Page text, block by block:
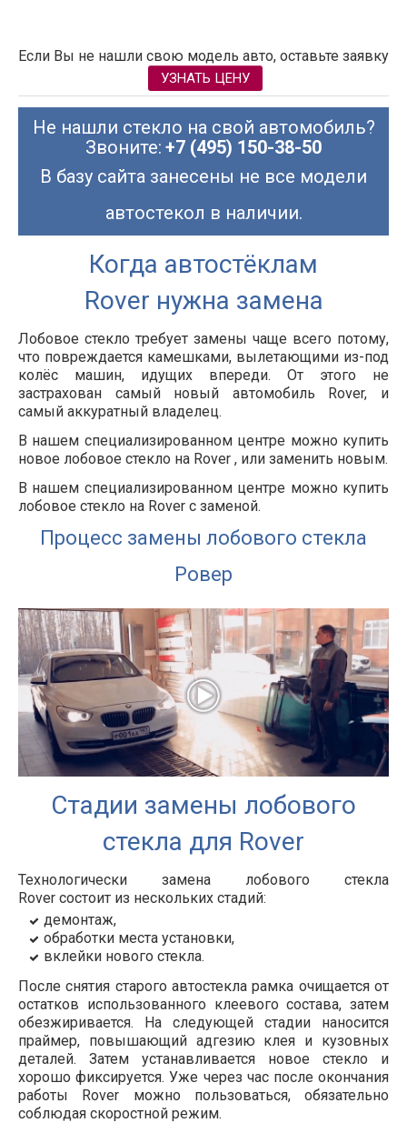
Если Вы не нашли свою модель авто, оставьте заявку
УЗНАТЬ ЦЕНУ
Не нашли стекло на свой автомобиль?
Звоните: +7 (495) 150-38-50
В базу сайта занесены не все модели
автостекол в наличии.
Когда автостёклам
Rover нужна замена
Лобовое стекло требует замены чаще всего потому,
что повреждается камешками, вылетающими из-под
колёс машин, идущих впереди. От этого не
застрахован самый новый автомобиль Rover, и
самый аккуратный владелец.
В нашем специализированном центре можно купить
новое лобовое стекло на Rover , или заменить новым.
В нашем специализированном центре можно купить
лобовое стекло на Rover с заменой.
Процесс замены лобового стекла
Ровер
Стадии замены лобового
стекла для Rover
Технологически замена лобового стекла
Rover состоит из нескольких стадий:
демонтаж,
обработки места установки,
вклейки нового стекла.
После снятия старого автостекла рамка очищается от
остатков использованного клеевого состава, затем
обезжиривается. На следующей стадии наносится
праймер, повышающий адгезию клея и кузовных
деталей. Затем устанавливается новое стекло и
хорошо фиксируется. Уже через час после окончания
работы Rover можно пользоваться, обязательно
соблюдая скоростной режим.